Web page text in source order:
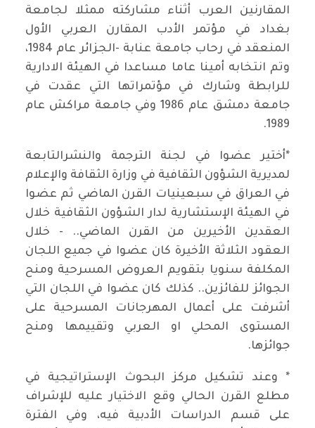
المقارنين العرب أثناء مشاركته ممثلا لجامعة
بغداد في مؤتمر الأدب المقارن العربي الأول
المنعقد في رحاب جامعة عنابة -الجزائر عام 1984،
وتم انتخابه أمينا عاما مساعدا في الهيئة الادارية
للرابطة وشارك في مؤتمراتها التي عقدت في
جامعة دمشق عام 1986 وفي جامعة مراكش عام
1989.
*أختير عضوا في لجنة الترجمة والنشرالتابعة
لمديرية الشؤون الثقافية في وزارة الثقافة والإعلام
في العراق في سبعينيات القرن الماضي ثم عضوا
في الهيئة الإستشارية لدار الشؤون الثقافية خلال
العقدين الأخيرين من القرن الماضي.. - خلال
العقود الثلاثة الأخيرة كان عضوا في جميع اللجان
المكلفة سنويا بتقويم العروض المسرحية ومنح
الجوائز للفائزين.. كذلك كان عضوا في اللجان التي
أشرفت على أعمال المهرجانات المسرحية على
المستوى المحلي او العربي وتقييمها ومنح
جوائزها.
* وعند تشكيل مركز البحوث الإستراتيجية في
مطلع القرن الحالي وقع الاختيار عليه للإشراف
على قسم الدراسات الأدبية فيه، وفي الفترة